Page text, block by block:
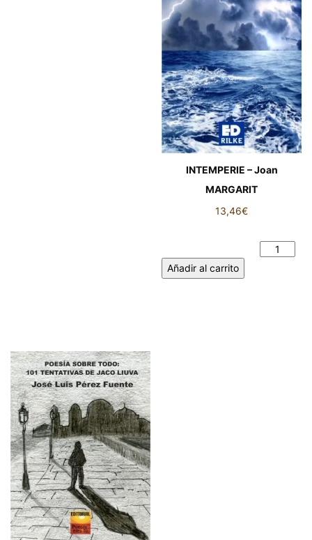
INTEMPERIE – Joan
MARGARIT
13,46€
Añadir al carrito